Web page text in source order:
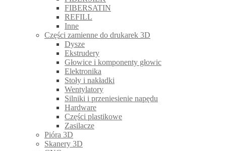
FIBERSATIN
REFILL
Inne
Części zamienne do drukarek 3D
Dysze
Ekstrudery
Głowice i komponenty głowic
Elektronika
Stoły i nakładki
Wentylatory
Silniki i przeniesienie napędu
Hardware
Części plastikowe
Zasilacze
Pióra 3D
Skanery 3D